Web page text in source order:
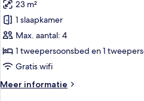
slaapbank
voor
Standaard
kamer,
1
tweepersoonsbed
slaapbank
23 m²
1 slaapkamer
Max. aantal: 4
1 tweepersoonsbed en 1
Gratis wifi
Meer informatie
Meer